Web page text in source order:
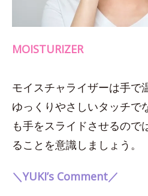
MOISTURIZER
モイスチャライザーは手で
ゆっくりやさしいタッチで
も手をスライドさせるので
ることを意識しましょう。
＼YUKI’s Comment／